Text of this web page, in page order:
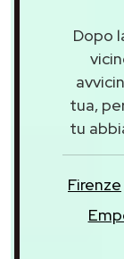
Dopo
tua,
tu
Firenze